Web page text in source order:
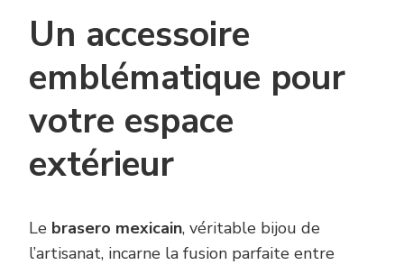
Un accessoire
emblématique pour
votre espace
extérieur
Le brasero mexicain, véritable bijou de
l’artisanat, incarne la fusion parfaite entre